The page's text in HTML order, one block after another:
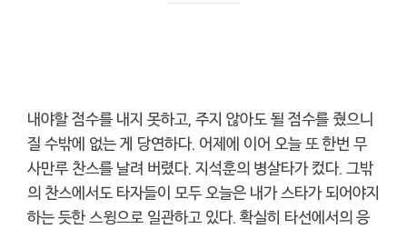
내야할 점수를 내지 못하고, 주지 않아도 될 점수를 줬으니
질 수밖에 없는 게 당연하다. 어제에 이어 오늘 또 한번 무
사만루 찬스를 날려 버렸다. 지석훈의 병살타가 컸다. 그밖
의 찬스에서도 타자들이 모두 오늘은 내가 스타가 되어야지
하는 듯한 스윙으로 일관하고 있다. 확실히 타선에서의 응